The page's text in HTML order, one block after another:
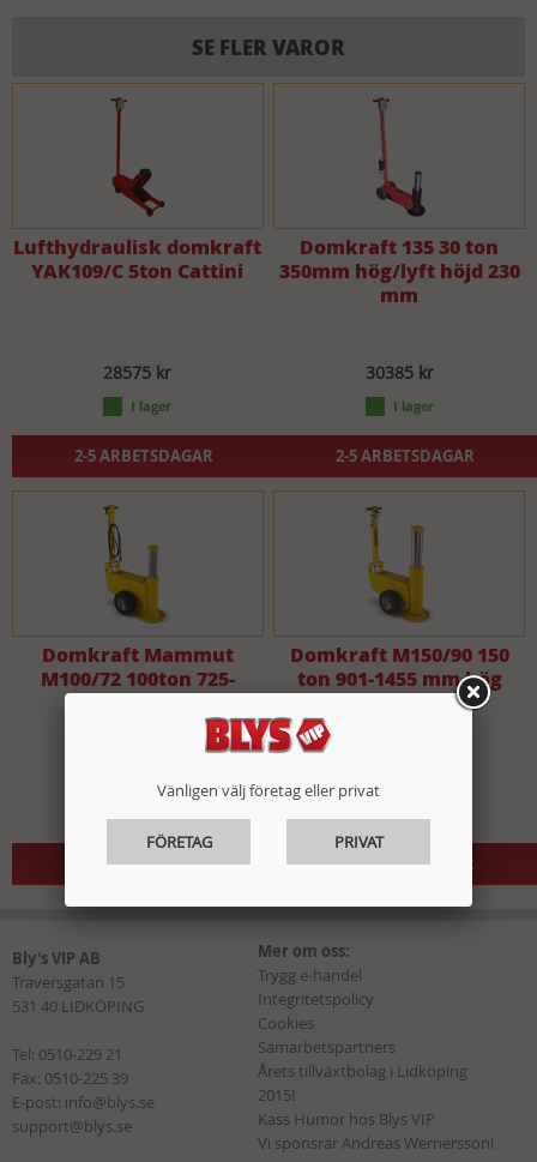
SE FLER VAROR
Lufthydraulisk domkraft
YAK109/C 5ton Cattini
28575 kr
2-5 ARBETSDAGAR
Domkraft 135 30 ton
350mm hög/lyft höjd 230
mm
30385 kr
2-5 ARBETSDAGAR
Domkraft Mammut
M100/72 100ton 725-
1170mm hög
2-5 ARBETSDAGAR
Domkraft M150/90 150
ton 901-1455 mm hög
2-5 ARBETSDAGAR
Bly's VIP AB
Traversgatan 15
531 40 LIDKÖPING
Tel: 0510-229 21
Fax: 0510-225 39
E-post: info@blys.se
support@blys.se
Mer om oss:
Trygg e-handel
Integritetspolicy
Cookies
Samarbetspartners
Årets tillväxtbolag i Lidköping
2015!
Kass Humor hos Blys VIP
Vi sponsrar Andreas Wernersson!
Vänligen välj företag eller privat
FÖRETAG PRIVAT